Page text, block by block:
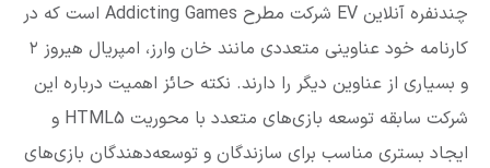
چندنفره آنلاین EV شرکت مطرح Addicting Games است که در
کارنامه خود عناوینی متعددی مانند خان وارز، امپریال هیروز ۲
و بسیاری از عناوین دیگر را دارند. نکته حائز اهمیت درباره این
شرکت سابقه توسعه بازی‌های متعدد با محوریت HTML5 و
ایجاد بستری مناسب برای سازندگان و توسعه‌دهندگان بازی‌های